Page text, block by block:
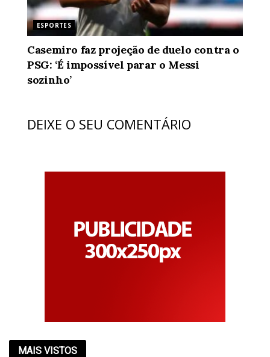
ESPORTES
Casemiro faz projeção de duelo contra o
PSG: ‘É impossível parar o Messi
sozinho’
DEIXE O SEU COMENTÁRIO
MAIS VISTOS